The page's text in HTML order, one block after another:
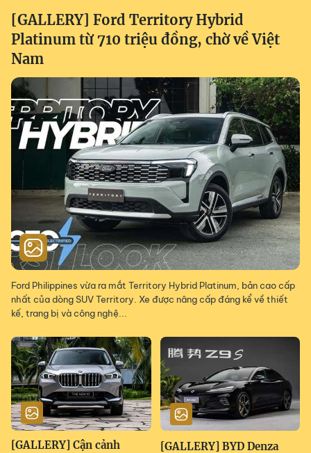
[GALLERY] Ford Territory Hybrid
Platinum từ 710 triệu đồng, chờ về Việt
Nam
Ford Philippines vừa ra mắt Territory Hybrid Platinum, bản cao cấp
nhất của dòng SUV Territory. Xe được nâng cấp đáng kể về thiết
kế, trang bị và công nghệ...
[GALLERY] Cận cảnh
[GALLERY] BYD Denza